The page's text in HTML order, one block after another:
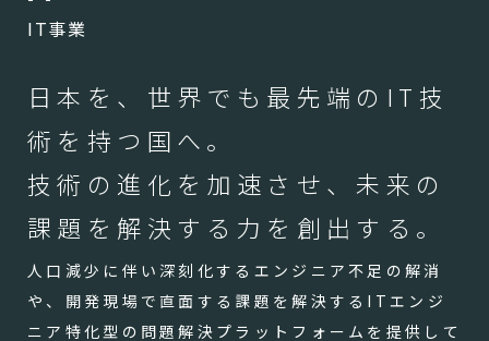
IT事業
日本を、世界でも最先端のIT技
術を持つ国へ。
技術の進化を加速させ、未来の
課題を解決する力を創出する。
人口減少に伴い深刻化するエンジニア不足の解消
や、開発現場で直面する課題を解決するITエンジ
ニア特化型の問題解決プラットフォームを提供して